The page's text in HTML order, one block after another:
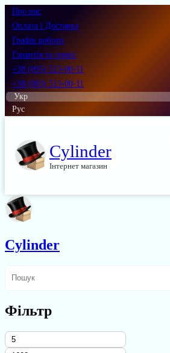
Про нас
Оплата і Доставка
Графік роботи
Гарантія та сервіс
+38 (095) 513-00-11
+38 (093) 513-00-11
Укр
Рус
Cylinder
Інтернет магазин
Cylinder
Фільтр